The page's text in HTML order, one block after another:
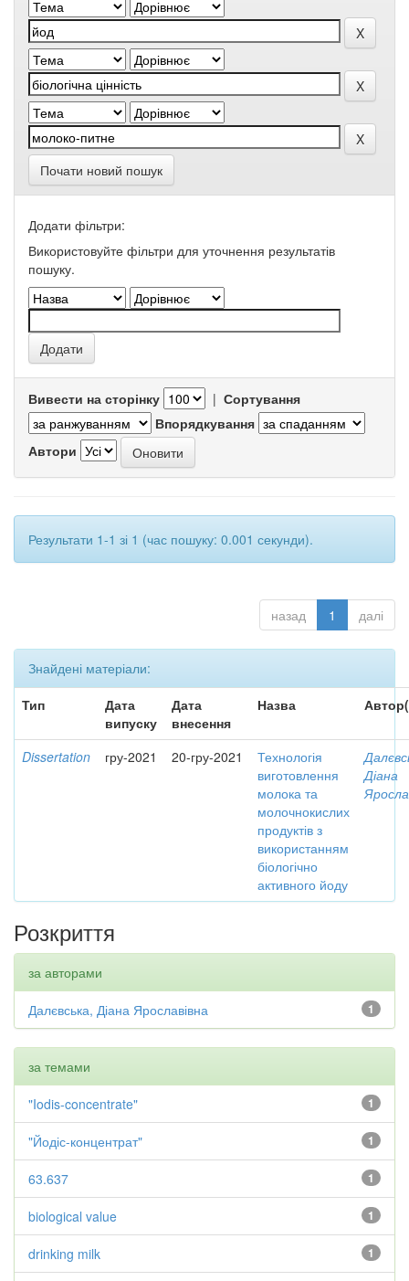
Почати новий пошук
Додати фільтри:
Використовуйте фільтри для уточнення результатів
пошуку.
Вивести на сторінку | Сортування
Впорядкування
Автори
Результати 1-1 зі 1 (час пошуку: 0.001 секунди).
назад 1 далі
Знайдені матеріали:
Тип
Дата
випуску
Дата
внесення
Назва
Dissertation гру-2021 20-гру-2021
Технологія
виготовлення
молока та
молочнокислих
продуктів з
використанням
біологічно
активного йоду
Діана
Розкриття
за авторами
1
Далєвська, Діана Ярославівна
за темами
1
"Iodis-concentrate"
1
"Йодіс-концентрат"
1
63.637
1
biological value
1
drinking milk